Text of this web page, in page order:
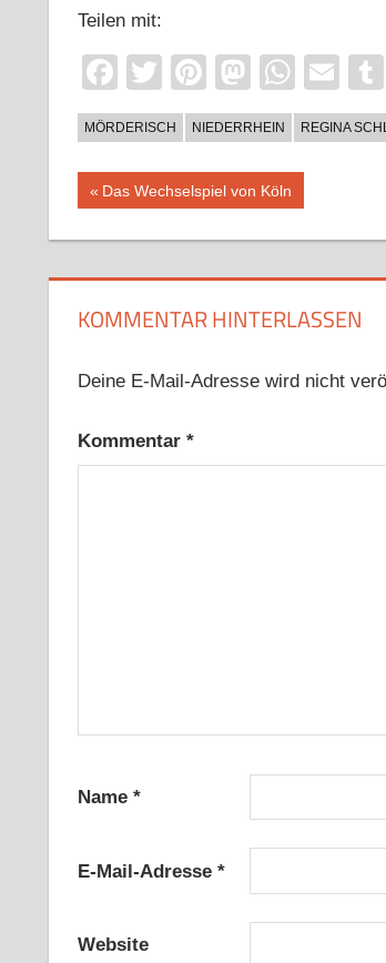
Teilen mit:
Facebook
TwitterPinterest
MÖRDERISCH NIEDERRHEIN REGINA
Beitragsnavigation
Vorheriger
Das Wechselspiel von Köln
KOMMENTAR HINTERLASSEN
Deine E-Mail-Adresse wird nicht
Kommentar *
Name *
E-Mail-Adresse *
Website